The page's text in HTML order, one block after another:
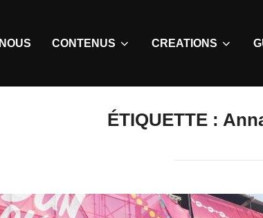
NOUS CONTENUS CREATIONS
ÉTIQUETTE :